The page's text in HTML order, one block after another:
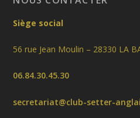
Siège social
56 rue Jean Moulin – 28330 LA
06.84.30.45.30
secretariat@club-setter-